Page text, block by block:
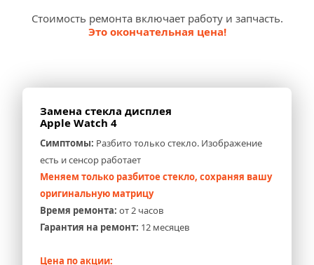
Стоимость ремонта включает работу и запчасть.
Это окончательная цена!
Замена стекла дисплея
Apple Watch 4
Симптомы: Разбито только стекло. Изображение
есть и сенсор работает
Меняем только разбитое стекло, сохраняя вашу
оригинальную матрицу
Время ремонта: от 2 часов
Гарантия на ремонт: 12 месяцев
Цена по акции: